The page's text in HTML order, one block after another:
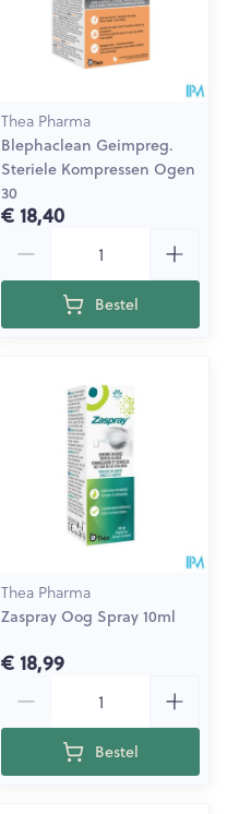
Thea Pharma
Blephaclean Geimpreg.
Steriele Kompressen Ogen
30
€ 18,40
Bestel
Thea Pharma
Zaspray Oog Spray 10ml
€ 18,99
Bestel